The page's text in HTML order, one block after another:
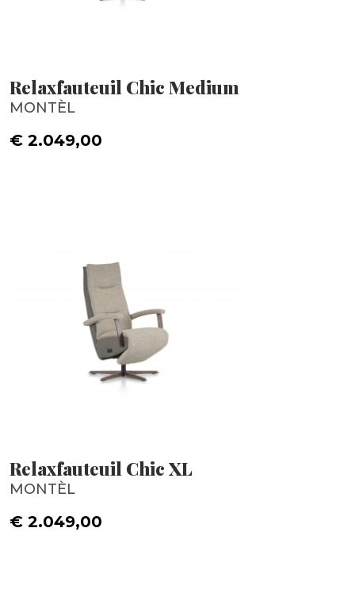
Relaxfauteuil Chic Medium
MONTÈL
€ 2.049,00
Relaxfauteuil Chic XL
MONTÈL
€ 2.049,00